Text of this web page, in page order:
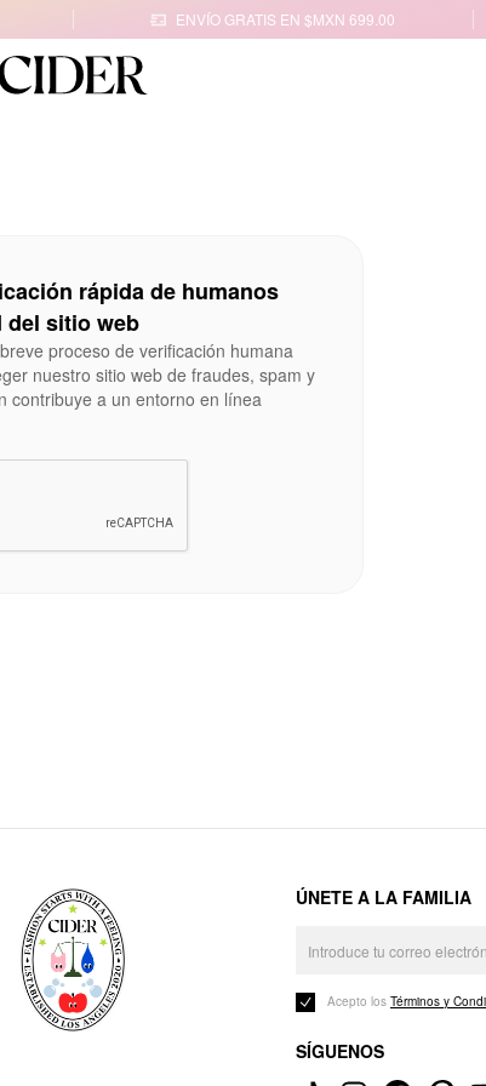
ENVÍO GRATIS EN $MXN 699.00
rápida de humanos
del sitio web
proceso de verificación humana
nuestro sitio web de fraudes, spam y
contribuye a un entorno en línea
ÚNETE A LA FAMILIA
Acepto los Términos y
SÍGUENOS